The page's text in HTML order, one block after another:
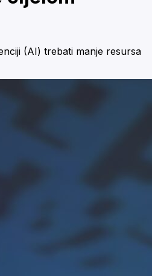
(AI) trebati manje resursa